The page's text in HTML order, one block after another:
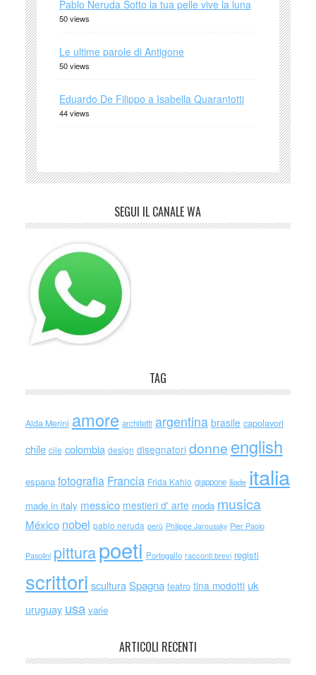
Pablo Neruda Sotto la tua pelle vive la luna
50 views
Le ultime parole di Antigone
50 views
Eduardo De Filippo a Isabella Quarantotti
44 views
SEGUI IL CANALE WA
TAG
Alda Merini amore architetti argentina brasile capolavori
chile cile colombia design disegnatori donne english
espana fotografia Francia Frida Kahlo giappone iliade italia
made in italy messico mestieri d' arte moda musica
México nobel pablo neruda perù Philippe Jaroussky Pier Paolo
Pasolini pitturapoeti Portogallo racconti brevi registi
scrittori sculturaSpagna teatro tina modotti uk
uruguay usa varie
ARTICOLI RECENTI